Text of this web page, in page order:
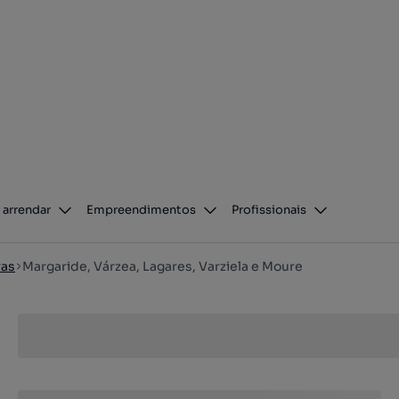
arrendar Empreendimentos Profissionais
Margaride, Várzea, Lagares, Varziela e Moure